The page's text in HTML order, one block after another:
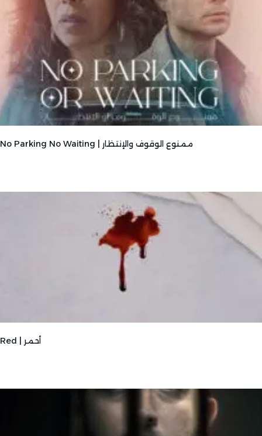
No Parking No Waiting | ممنوع الوقوف والإنتظار
Red | أحمر